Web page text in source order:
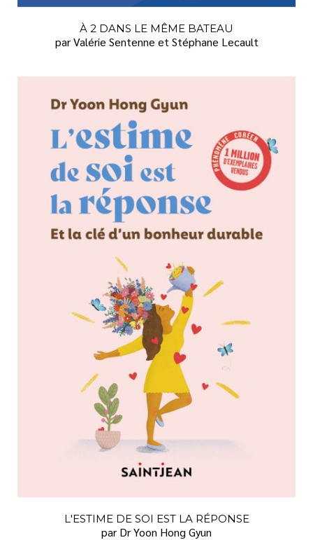
HUMOUR
LITTÉRATURE
LITTÉRATURE JEUNESSE
SANTÉ
SCIENCES HUMAINES ET SOCIALES
SEXUALITÉ
SPIRITUALITÉ
TÉMOIGNAGES
À 2 DANS LE MÊME BATEAU
par Valérie Sentenne et Stéphane Lecault
L'ESTIME DE SOI EST LA RÉPONSE
par Dr Yoon Hong Gyun